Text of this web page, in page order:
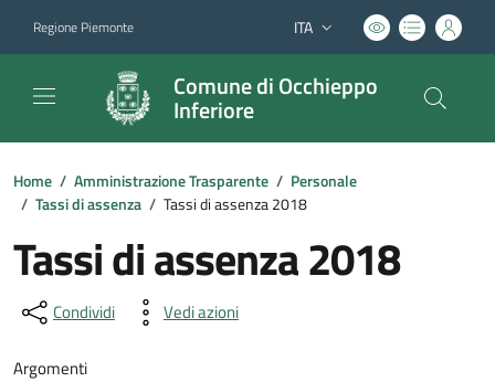
Regione Piemonte Lingua attiva:
ITA
Comune di Occhieppo
Inferiore
Home / Amministrazione Trasparente / Personale
/ Tassi di assenza / Tassi di assenza 2018
Tassi di assenza 2018
Condividi Vedi azioni
Argomenti